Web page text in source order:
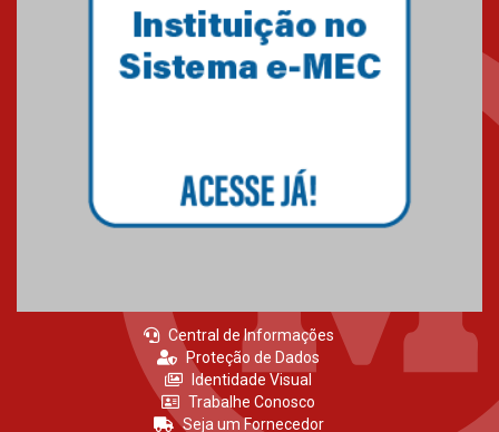
Central de Informações
Proteção de Dados
Identidade Visual
Trabalhe Conosco
Seja um Fornecedor